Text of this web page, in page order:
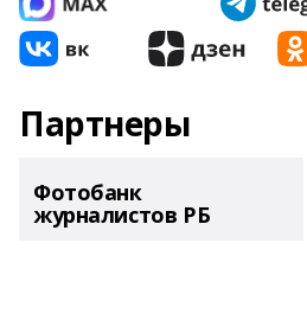
Партнеры
Фотобанк
журналистов РБ